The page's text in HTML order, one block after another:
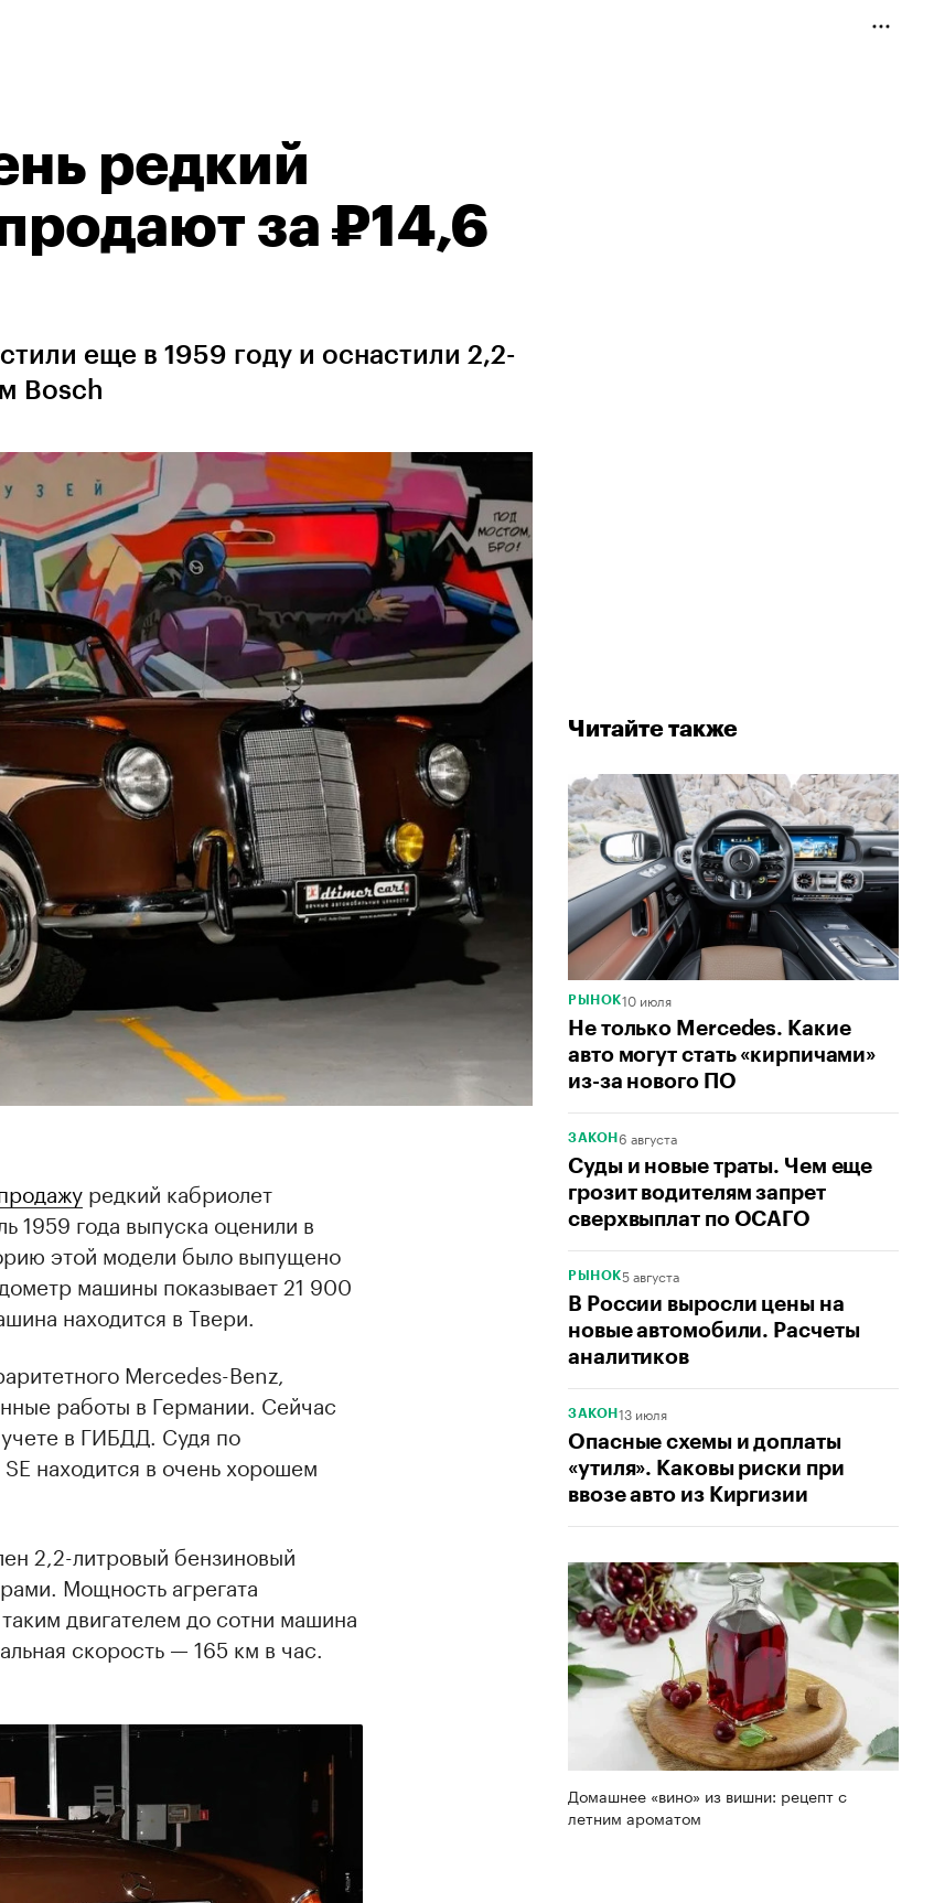
Читайте также
РЫНОК10 июля
Не только Mercedes. Какие
авто могут стать «кирпичами»
из-за нового ПО
ЗАКОН 6 августа
Суды и новые траты. Чем еще
грозит водителям запрет
сверхвыплат по ОСАГО
РЫНОК5 августа
В России выросли цены на
новые автомобили. Расчеты
аналитиков
ЗАКОН 13 июля
Опасные схемы и доплаты
«утиля». Каковы риски при
ввозе авто из Киргизии
Домашнее «вино» из вишни: рецепт с
летним ароматом
редкий
за ₽14,6
еще в 1959 году и оснастили 2,2-
Bosch
редкий кабриолет
1959 года выпуска оценили в
этой модели было выпущено
машины показывает 21 900
находится в Твери.
Mercedes-Benz,
работы в Германии. Сейчас
в ГИБДД. Судя по
находится в очень хорошем
2,2-литровый бензиновый
Мощность агрегата
двигателем до сотни машина
скорость — 165 км в час.